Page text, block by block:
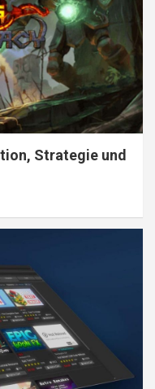
Strategie und